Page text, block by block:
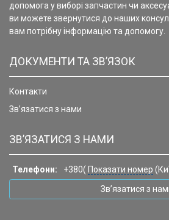
допомога у виборі запчастин чи
ви можете звернутися до наших
вам потрібну інформацію та допомогу.
ДОКУМЕНТИ ТА ЗВ’ЯЗОК
Контакти
Зв’язатися з нами
ЗВ’ЯЗАТИСЯ З НАМИ
Телефони: +380( Показати номер
Зв’язатися з